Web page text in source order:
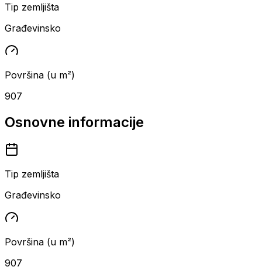
Tip zemljišta
Građevinsko
Površina (u m²)
907
Osnovne informacije
Tip zemljišta
Građevinsko
Površina (u m²)
907